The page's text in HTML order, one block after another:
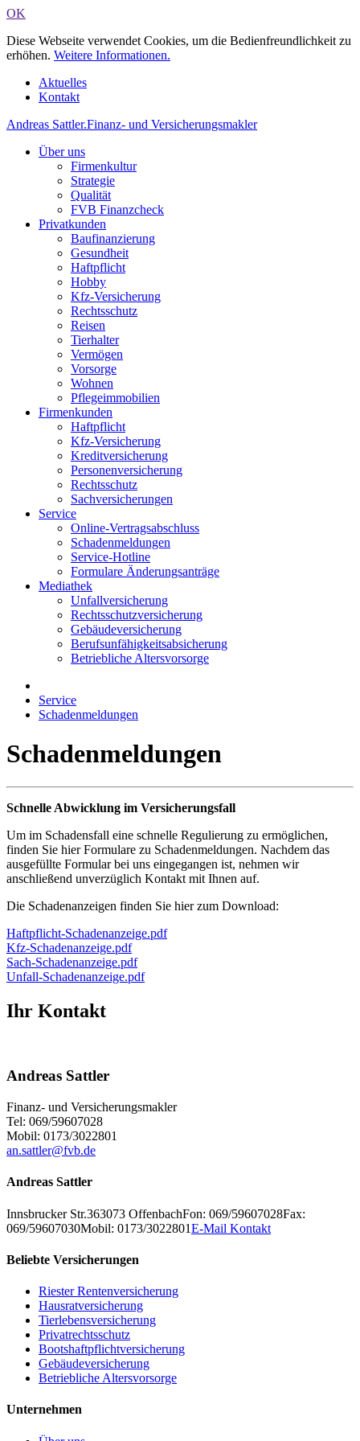
OK
Diese Webseite verwendet Cookies, um die Bedienfreundlichkeit zu
erhöhen. Weitere Informationen.
Aktuelles
Kontakt
Andreas Sattler.Finanz- und Versicherungsmakler
Über uns
Firmenkultur
Strategie
Qualität
FVB Finanzcheck
Privatkunden
Baufinanzierung
Gesundheit
Haftpflicht
Hobby
Kfz-Versicherung
Rechtsschutz
Reisen
Tierhalter
Vermögen
Vorsorge
Wohnen
Pflegeimmobilien
Firmenkunden
Haftpflicht
Kfz-Versicherung
Kreditversicherung
Personenversicherung
Rechtsschutz
Sachversicherungen
Service
Online-Vertragsabschluss
Schadenmeldungen
Service-Hotline
Formulare Änderungsanträge
Mediathek
Unfallversicherung
Rechtsschutzversicherung
Gebäudeversicherung
Berufsunfähigkeitsabsicherung
Betriebliche Altersvorsorge
Service
Schadenmeldungen
Schadenmeldungen
Schnelle Abwicklung im Versicherungsfall
Um im Schadensfall eine schnelle Regulierung zu ermöglichen,
finden Sie hier Formulare zu Schadenmeldungen. Nachdem das
ausgefüllte Formular bei uns eingegangen ist, nehmen wir
anschließend unverzüglich Kontakt mit Ihnen auf.
Die Schadenanzeigen finden Sie hier zum Download:
Haftpflicht-Schadenanzeige.pdf
Kfz-Schadenanzeige.pdf
Sach-Schadenanzeige.pdf
Unfall-Schadenanzeige.pdf
Ihr Kontakt
Andreas Sattler
Finanz- und Versicherungsmakler
Tel: 069/59607028
Mobil: 0173/3022801
an.sattler@fvb.de
Andreas Sattler
Innsbrucker Str.363073 OffenbachFon: 069/59607028Fax:
069/59607030Mobil: 0173/3022801E-Mail Kontakt
Beliebte Versicherungen
Riester Rentenversicherung
Hausratversicherung
Tierlebensversicherung
Privatrechtsschutz
Bootshaftpflichtversicherung
Gebäudeversicherung
Betriebliche Altersvorsorge
Unternehmen